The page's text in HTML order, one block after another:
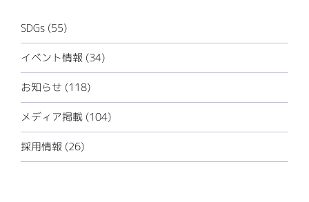
SDGs (55)
イベント情報 (34)
お知らせ (118)
メディア掲載 (104)
採用情報 (26)